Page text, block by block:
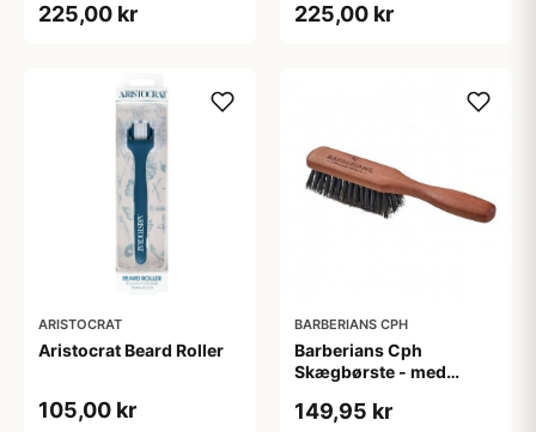
ml)
225,00 kr 225,00 kr
ARISTOCRAT
Aristocrat Beard Roller
105,00 kr
BARBERIANS CPH
Barberians Cph
Skægbørste - med
149,95 kr